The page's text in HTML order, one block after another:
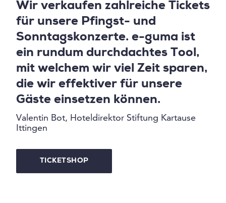
Wir verkaufen zahlreiche Tickets
für unsere Pfingst- und
Sonntagskonzerte. e-guma ist
ein rundum durchdachtes Tool,
mit welchem wir viel Zeit sparen,
die wir effektiver für unsere
Gäste einsetzen können.
Valentin Bot, Hoteldirektor Stiftung Kartause
Ittingen
TICKETSHOP